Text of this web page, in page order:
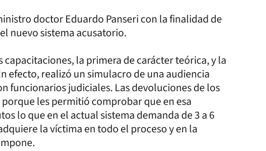
doctor Eduardo Panseri con la finalidad de
nuevo sistema acusatorio.
la primera de carácter teórica, y la
efecto, realizó un simulacro de una audiencia
funcionarios judiciales. Las devoluciones de los
les permitió comprobar que en esa
lo que en el actual sistema demanda de 3 a 6
la víctima en todo el proceso y en la